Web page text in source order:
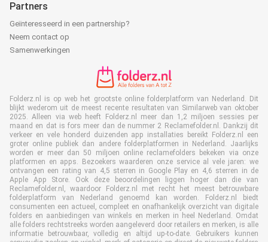
Partners
Geïnteresseerd in een partnership?
Neem contact op
Samenwerkingen
Folderz.nl is op web het grootste online folderplatform van Nederland. Dit
blijkt wederom uit de meest recente resultaten van Similarweb van oktober
2025. Alleen via web heeft Folderz.nl meer dan 1,2 miljoen sessies per
maand en dat is fors meer dan de nummer 2 Reclamefolder.nl. Dankzij dit
verkeer en vele honderd duizenden app installaties bereikt Folderz.nl een
groter online publiek dan andere folderplatformen in Nederland. Jaarlijks
worden er meer dan 50 miljoen online reclamefolders bekeken via onze
platformen en apps. Bezoekers waarderen onze service al vele jaren: we
ontvangen een rating van 4,5 sterren in Google Play en 4,6 sterren in de
Apple App Store. Ook deze beoordelingen liggen hoger dan die van
Reclamefolder.nl, waardoor Folderz.nl met recht het meest betrouwbare
folderplatform van Nederland genoemd kan worden. Folderz.nl biedt
consumenten een actueel, compleet en onafhankelijk overzicht van digitale
folders en aanbiedingen van winkels en merken in heel Nederland. Omdat
alle folders rechtstreeks worden aangeleverd door retailers en merken, is alle
informatie betrouwbaar, volledig en altijd up-to-date. Gebruikers kunnen